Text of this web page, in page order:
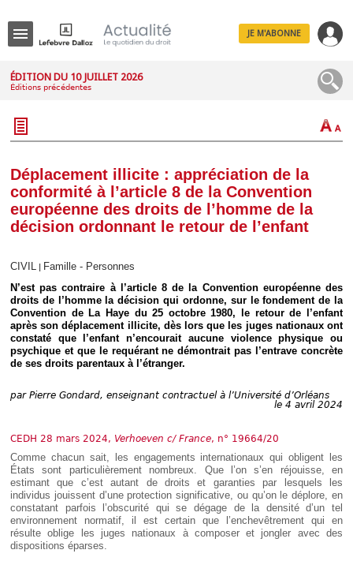
IT
JE M'ABONNE
ÉDITION DU 10 JUILLET 2026
Éditions précédentes
Déplacement illicite : appréciation de la
conformité à l’article 8 de la Convention
européenne des droits de l’homme de la
décision ordonnant le retour de l’enfant
CIVIL
Famille - Personnes
N’est pas contraire à l’article 8 de la Convention européenne des
droits de l’homme la décision qui ordonne, sur le fondement de la
Convention de La Haye du 25 octobre 1980, le retour de l’enfant
après son déplacement illicite, dès lors que les juges nationaux ont
constaté que l’enfant n’encourait aucune violence physique ou
psychique et que le requérant ne démontrait pas l’entrave concrète
de ses droits parentaux à l’étranger.
par Pierre Gondard, enseignant contractuel à l’Université d’Orléans
le 4 avril 2024
CEDH 28 mars 2024, Verhoeven c/ France, n° 19664/20
Comme chacun sait, les engagements internationaux qui obligent les
États sont particulièrement nombreux. Que l’on s’en réjouisse, en
estimant que c’est autant de droits et garanties par lesquels les
individus jouissent d’une protection significative, ou qu’on le déplore, en
constatant parfois l’obscurité qui se dégage de la densité d’un tel
environnement normatif, il est certain que l’enchevêtrement qui en
résulte oblige les juges nationaux à composer et jongler avec des
dispositions éparses.